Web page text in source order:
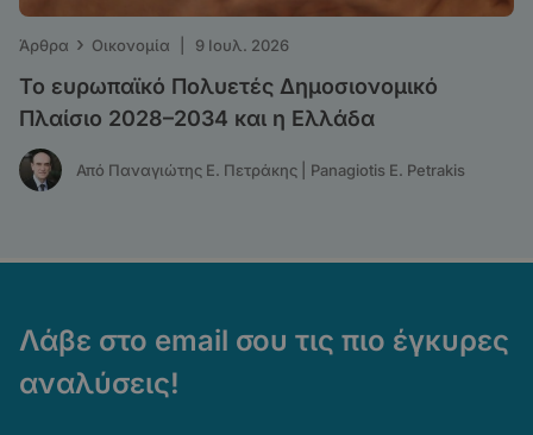
Άρθρα › Οικονομία 9 Ιουλ. 2026
Το ευρωπαϊκό Πολυετές Δημοσιονομικό
Πλαίσιο 2028–2034 και η Ελλάδα
Από Παναγιώτης Ε. Πετράκης | Panagiotis E. Petrakis
Λάβε στο email σου τις πιο έγκυρες
αναλύσεις!